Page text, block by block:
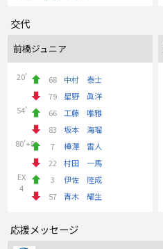
交代
前橋ジュニア
20' 68
中村 泰士
79
星野 眞洋
54'
66
工藤 唯雅
83
坂本 海瑠
80'+8
7
樺澤 雷人
22
村田 一馬
EX
4
3
伊佐 陸成
57
青木 耀生
応援メッセージ